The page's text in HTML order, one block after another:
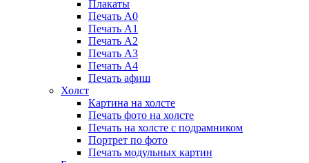
Плакаты
Печать А0
Печать А1
Печать А2
Печать А3
Печать А4
Печать афиш
Холст
Картина на холсте
Печать фото на холсте
Печать на холсте с подрамником
Портрет по фото
Печать модульных картин